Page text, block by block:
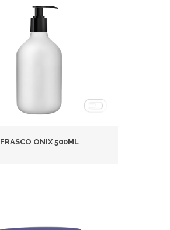
FRASCO ÔNIX 500ML